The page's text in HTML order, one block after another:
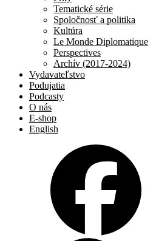
Tematické série
Spoločnosť a politika
Kultúra
Le Monde Diplomatique
Perspectives
Archív (2017-2024)
Vydavateľstvo
Podujatia
Podcasty
O nás
E-shop
English